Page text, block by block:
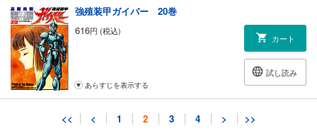
強殖装甲ガイバー 20巻
616円 (税込)
カート
試し読み
あらすじを表示する
強殖装甲ガイバー 21巻
<< < 1 2 3 4 > >>